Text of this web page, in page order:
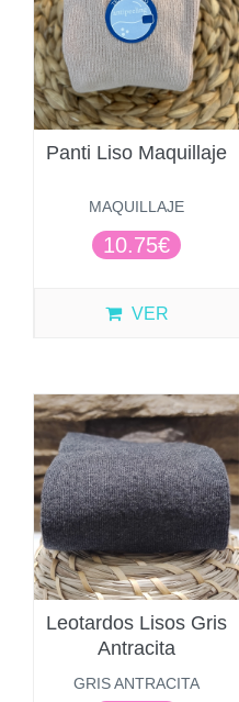
Panti Liso Maquillaje
MAQUILLAJE
10.75€
VER
Leotardos Lisos Gris
Antracita
GRIS ANTRACITA